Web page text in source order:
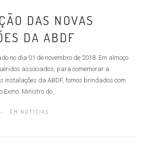
DAS NOVAS
DA ABDF
no dia 01 de novembro de 2018. Em almoço
associados, para comemorar a
instalações da ABDF, fomos brindados com
Ministro do...
EM NOTÍCIAS